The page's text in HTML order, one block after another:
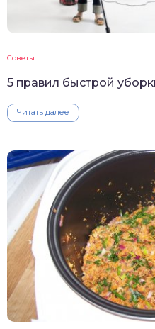
Советы
5 правил быстрой
Читать далее